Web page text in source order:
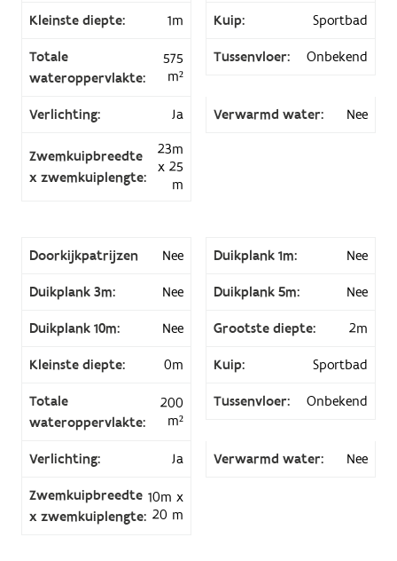
Kleinste diepte: 1m Kuip: Sportbad
Totale
wateroppervlakte:
575
m²
Tussenvloer: Onbekend
Verlichting: Ja Verwarmd water: Nee
Zwemkuipbreedte
x zwemkuiplengte:
23m
x 25
m
Doorkijkpatrijzen Nee Duikplank 1m: Nee
Duikplank 3m: Nee Duikplank 5m: Nee
Duikplank 10m: Nee Grootste diepte: 2m
Kleinste diepte: 0m Kuip: Sportbad
Totale
wateroppervlakte:
200
m²
Tussenvloer: Onbekend
Verlichting: Ja Verwarmd water: Nee
Zwemkuipbreedte
x zwemkuiplengte:
10m x
20 m